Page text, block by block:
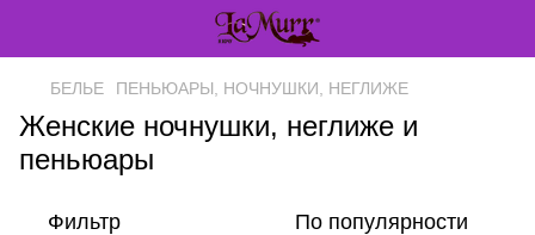
БЕЛЬЕ ПЕНЬЮАРЫ, НОЧНУШКИ, НЕГЛИЖЕ
Женские ночнушки, неглиже и
пеньюары
Фильтр По популярности